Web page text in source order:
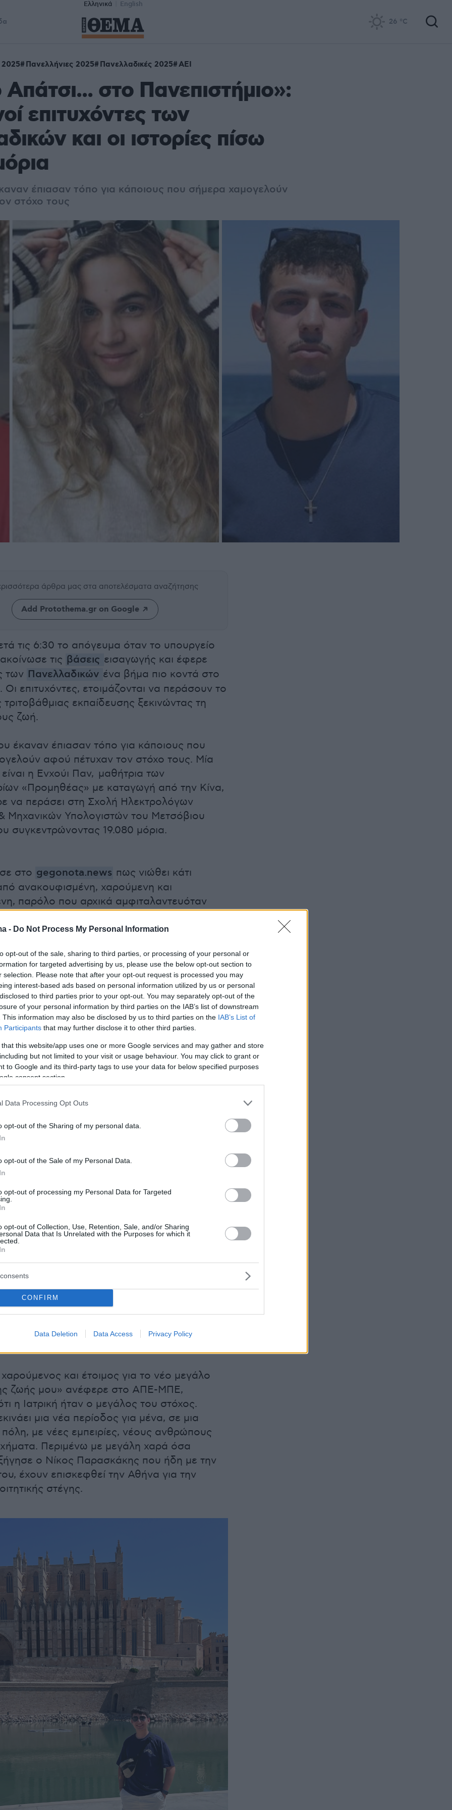
- Do Not Process My Personal Information
opt-out of the sale, sharing to third parties, or processing of your personal or
for targeted advertising by us, please use the below opt-out section to
selection. Please note that after your opt-out request is processed you may
interest-based ads based on personal information utilized by us or personal
to third parties prior to your opt-out. You may separately opt-out of the
of your personal information by third parties on the IAB’s list of downstream
This information may also be disclosed by us to third parties on the IAB’s List of
Participants that may further disclose it to other third parties.
that this website/app uses one or more Google services and may gather and store
but not limited to your visit or usage behaviour. You may click to grant or
to Google and its third-party tags to use your data for below specified purposes
consent section.
Data Processing Opt Outs
opt-out of the Sharing of my personal data.
opt-out of the Sale of my Personal Data.
opt-out of processing my Personal Data for Targeted
opt-out of Collection, Use, Retention, Sale, and/or Sharing
Data that Is Unrelated with the Purposes for which it
CONFIRM
Data Deletion Data Access Privacy Policy
Ελληνικά English
26 °C
2025 Πανελλήνιες 2025 Πανελλαδικές 2025 ΑΕΙ
στο Πανεπιστήμιο»:
επιτυχόντες των
και οι ιστορίες πίσω
έπιασαν τόπο για κάποιους που σήμερα χαμογελούν
στόχο τους
άρθρα μας στα αποτελέσματα αναζήτησης
Add Protothema.gr on Google
τις 6:30 το απόγευμα όταν το υπουργείο
τις βάσεις εισαγωγής και έφερε
των Πανελλαδικών ένα βήμα πιο κοντά στο
Οι επιτυχόντες, ετοιμάζονται να περάσουν το
εκπαίδευσης ξεκινώντας τη
ζωή.
έκαναν έπιασαν τόπο για κάποιους που
αφού πέτυχαν τον στόχο τους. Μία
η Ενχούι Παν, μαθήτρια των
«Προμηθέας» με καταγωγή από την Κίνα,
να περάσει στη Σχολή Ηλεκτρολόγων
Μηχανικών Υπολογιστών του Μετσόβιου
συγκεντρώνοντας 19.080 μόρια.
στο gegonota.news πως νιώθει κάτι
ανακουφισμένη, χαρούμενη και
παρόλο που αρχικά αμφιταλαντευόταν
Μηχανικών, παίρνοντας την απόφασή της
απο το αποτέλεσμά της, αύριο
της.
που είχε συγκεντρώσει, ήξερε ότι ο
επιτευχθεί, ωστόσο είχε μεγάλη αγωνία μέχρι
που έφτασε στο κινητό του το μήνυμα με τη
Ο λόγος για τον Νίκο Παρασκάκη από
κατάφερε να εισαχθεί τέταρτος στην
και έτοιμος για το νέο μεγάλο
ζωής μου» ανέφερε στο ΑΠΕ-ΜΠΕ,
η Ιατρική ήταν ο μεγάλος του στόχος.
μια νέα περίοδος για μένα, σε μια
με νέες εμπειρίες, νέους ανθρώπους
Περιμένω με μεγάλη χαρά όσα
ο Νίκος Παρασκάκης που ήδη με την
έχουν επισκεφθεί την Αθήνα για την
στέγης.